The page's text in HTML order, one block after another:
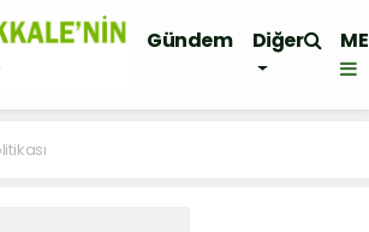
Gündem
Diğer